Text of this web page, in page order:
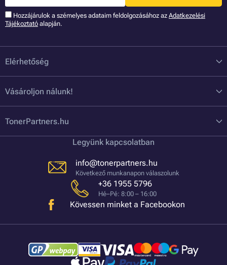
Hozzájárulok a szémelyes adataim feldolgozásához az Adatkezelési
Tájékoztató alapján.
Elérhetőség
Vásároljon nálunk!
TonerPartners.hu
Legyünk kapcsolatban
info@tonerpartners.hu
Következő munkanapon válaszolunk
+36 1955 5796
Hé–Pé: 8:00 – 16:00
Kövessen minket a Facebookon